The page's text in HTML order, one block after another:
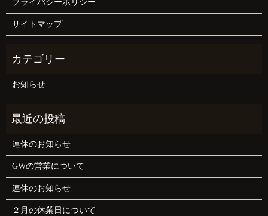
プライバシーポリシー
サイトマップ
お知らせ
連休のお知らせ
GWの営業について
連休のお知らせ
２月の休業日について